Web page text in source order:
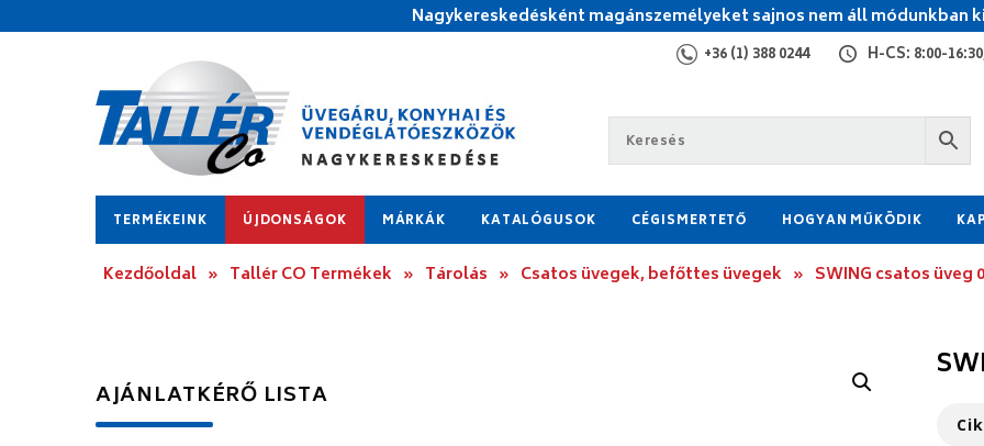
Nagykereskedésként magánszemélyeket sajnos nem áll módunkban
+36 (1) 388 0244 H-CS: 8:00-
TERMÉKEINK ÚJDONSÁGOK MÁRKÁK KATALÓGUSOK CÉGISMERTETŐ HOGYAN MŰKÖDIK
Kezdőoldal » Tallér CO Termékek » Tárolás » Csatos üvegek, befőttes üvegek » SWING csatos üveg
AJÁNLATKÉRŐ LISTA